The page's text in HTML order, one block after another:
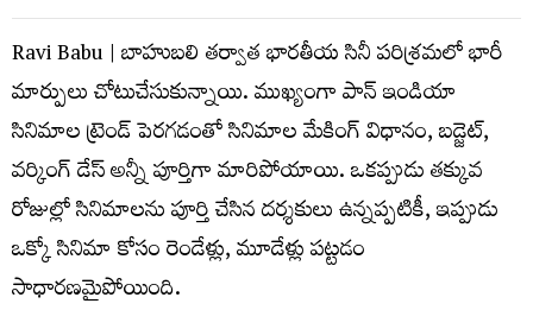
Ravi Babu | బాహుబలి తర్వాత భారతీయ సినీ పరిశ్రమలో భారీ
మార్పులు చోటుచేసుకున్నాయి. ముఖ్యంగా పాన్ ఇండియా
సినిమాల ట్రెండ్ పెరగడంతో సినిమాల మేకింగ్ విధానం, బడ్జెట్,
వర్కింగ్ డేస్ అన్నీ పూర్తిగా మారిపోయాయి. ఒకప్పుడు తక్కువ
రోజుల్లో సినిమాలను పూర్తి చేసిన దర్శకులు ఉన్నప్పటికీ, ఇప్పుడు
ఒక్కో సినిమా కోసం రెండేళ్లు, మూడేళ్లు పట్టడం
సాధారణమైపోయింది.